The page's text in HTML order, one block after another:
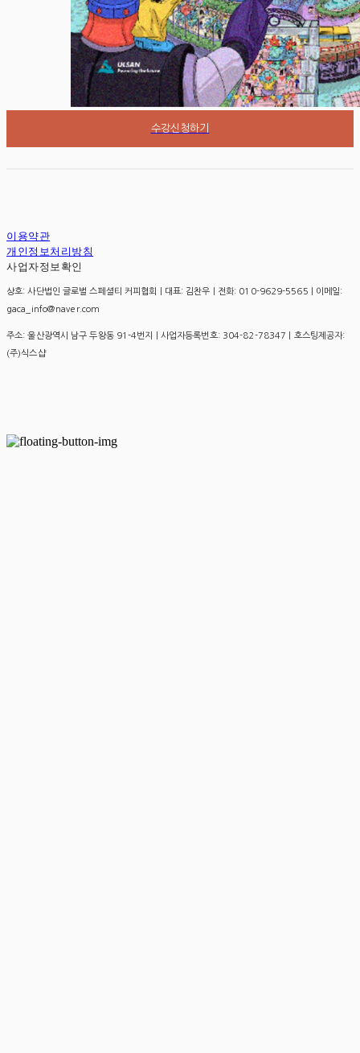
수강신청하기
이용약관
개인정보처리방침
사업자정보확인
상호: 사단법인 글로벌 스페셜티 커피협회 | 대표: 김찬우 | 전화: 010-9629-5565 | 이메일:
gaca_info@naver.com
주소: 울산광역시 남구 두왕동 91-4번지 | 사업자등록번호: 304-82-78347
| 호스팅제공자:
(주)식스샵